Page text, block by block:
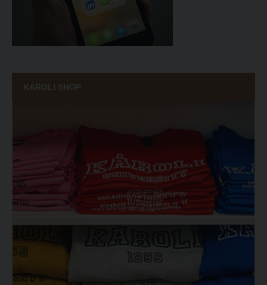
KÁROLI SHOP